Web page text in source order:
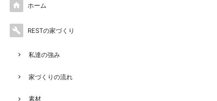
 ホーム
 RESTの家づくり
私達の強み
家づくりの流れ
素材